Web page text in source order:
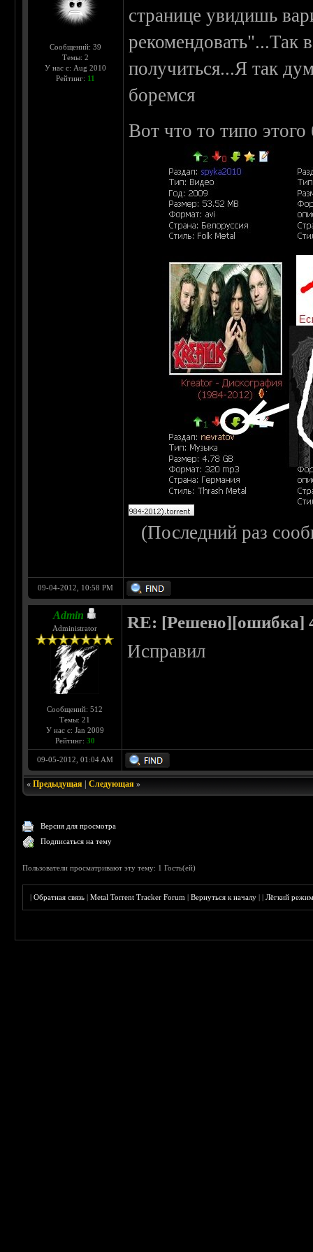
Сообщений: 39
Темы: 2
У нас с: Aug 2010
Рейтинг: 11
странице увидишь
рекомендовать"...Так
получиться...Я так
боремся
Вот что то типо
(Последний раз
09-04-2012, 10:58 PM
Admin
Administrator
Сообщений: 512
Темы: 21
У нас с: Jan 2009
Рейтинг: 30
RE: [Решено][ошибка]
Исправил
09-05-2012, 01:04 AM
«Предыдущая |Следующая »
Версия для просмотра
Подписаться на тему
Пользователи просматривают эту тему: 1 Гость(ей)
|Обратная связь |Metal Torrent Tracker Forum |Вернуться к началу ||Лёгкий